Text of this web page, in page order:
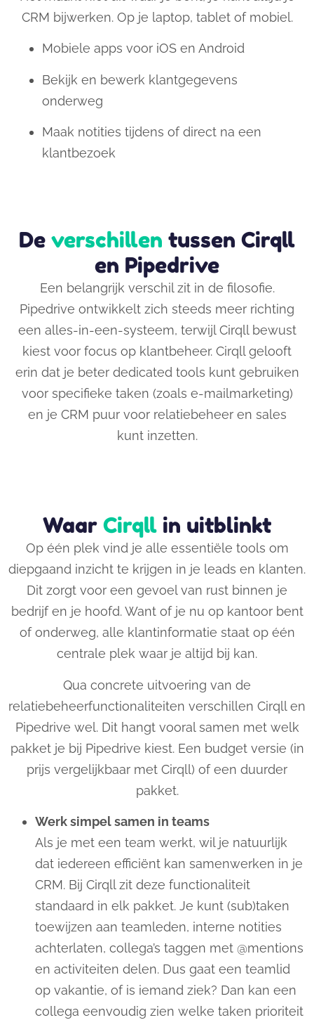
CRM bijwerken. Op je laptop, tablet of mobiel.
Mobiele apps voor iOS en Android
Bekijk en bewerk klantgegevens
onderweg
Maak notities tijdens of direct na een
klantbezoek
De verschillen tussen Cirqll
en Pipedrive
Een belangrijk verschil zit in de filosofie.
Pipedrive ontwikkelt zich steeds meer richting
een alles-in-een-systeem, terwijl Cirqll bewust
kiest voor focus op klantbeheer. Cirqll gelooft
erin dat je beter dedicated tools kunt gebruiken
voor specifieke taken (zoals e-mailmarketing)
en je CRM puur voor relatiebeheer en sales
kunt inzetten.
Waar Cirqll in uitblinkt
Op één plek vind je alle essentiële tools om
diepgaand inzicht te krijgen in je leads en klanten.
Dit zorgt voor een gevoel van rust binnen je
bedrijf en je hoofd. Want of je nu op kantoor bent
of onderweg, alle klantinformatie staat op één
centrale plek waar je altijd bij kan.
Qua concrete uitvoering van de
relatiebeheerfunctionaliteiten verschillen Cirqll en
Pipedrive wel. Dit hangt vooral samen met welk
pakket je bij Pipedrive kiest. Een budget versie (in
prijs vergelijkbaar met Cirqll) of een duurder
pakket.
Werk simpel samen in teams
Als je met een team werkt, wil je natuurlijk
dat iedereen efficiënt kan samenwerken in je
CRM. Bij Cirqll zit deze functionaliteit
standaard in elk pakket. Je kunt (sub)taken
toewijzen aan teamleden, interne notities
achterlaten, collega’s taggen met @mentions
en activiteiten delen. Dus gaat een teamlid
op vakantie, of is iemand ziek? Dan kan een
collega eenvoudig zien welke taken prioriteit